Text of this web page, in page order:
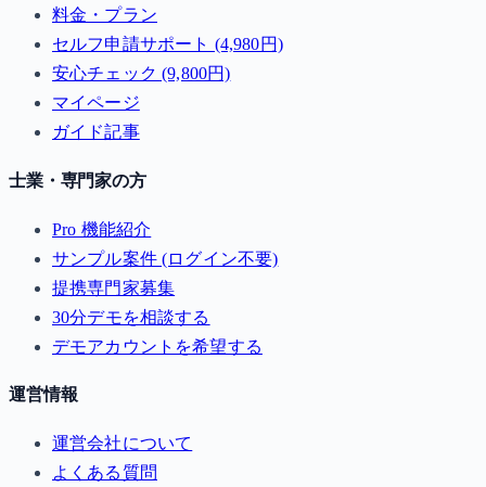
料金・プラン
セルフ申請サポート (4,980円)
安心チェック (9,800円)
マイページ
ガイド記事
士業・専門家の方
Pro 機能紹介
サンプル案件 (ログイン不要)
提携専門家募集
30分デモを相談する
デモアカウントを希望する
運営情報
運営会社について
よくある質問